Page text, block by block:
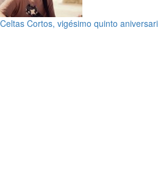
Celtas Cortos, vigésimo quinto